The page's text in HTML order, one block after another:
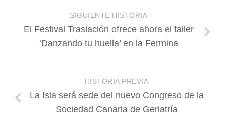
SIGUIENTE HISTORIA
El Festival Traslación ofrece ahora el taller
‘Danzando tu huella’ en la Fermina
HISTORIA PREVIA
La Isla será sede del nuevo Congreso de la
Sociedad Canaria de Geriatría